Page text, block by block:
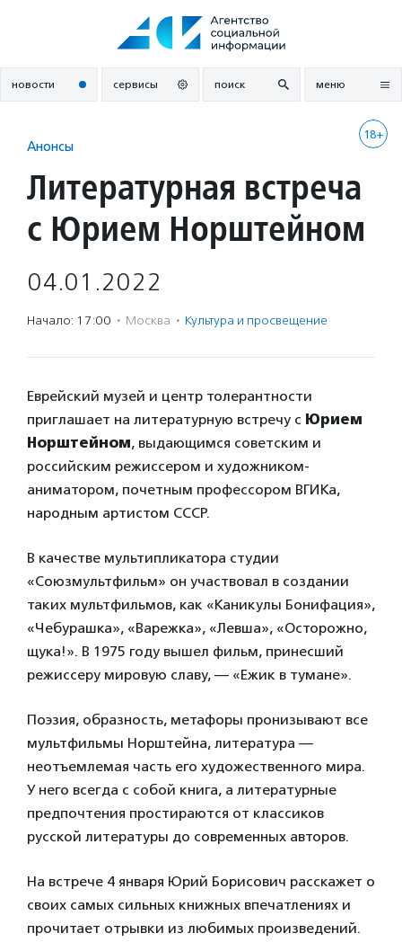
новости сервисы поиск меню
18+
Анонсы
Литературная встреча
с Юрием Норштейном
04.01.2022
Начало: 17:00 · Москва · Культура и просвещение
Еврейский музей и центр толерантности
приглашает на литературную встречу с Юрием
Норштейном, выдающимся советским и
российским режиссером и художником-
аниматором, почетным профессором ВГИКа,
народным артистом СССР.
В качестве мультипликатора студии
«Союзмультфильм» он участвовал в создании
таких мультфильмов, как «Каникулы Бонифация»,
«Чебурашка», «Варежка», «Левша», «Осторожно,
щука!». В 1975 году вышел фильм, принесший
режиссеру мировую славу, — «Ежик в тумане».
Поэзия, образность, метафоры пронизывают все
мультфильмы Норштейна, литература —
неотъемлемая часть его художественного мира.
У него всегда с собой книга, а литературные
предпочтения простираются от классиков
русской литературы до современных авторов.
На встрече 4 января Юрий Борисович расскажет о
своих самых сильных книжных впечатлениях и
прочитает отрывки из любимых произведений.